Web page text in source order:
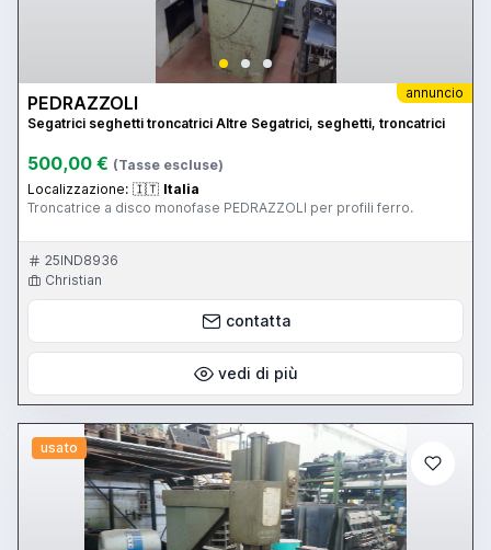
annuncio
PEDRAZZOLI
Segatrici seghetti troncatrici Altre Segatrici, seghetti, troncatrici
500,00 € (Tasse escluse)
Localizzazione: 🇮🇹 Italia
Troncatrice a disco monofase PEDRAZZOLI per profili ferro.
25IND8936
Christian
contatta
vedi di più
usato